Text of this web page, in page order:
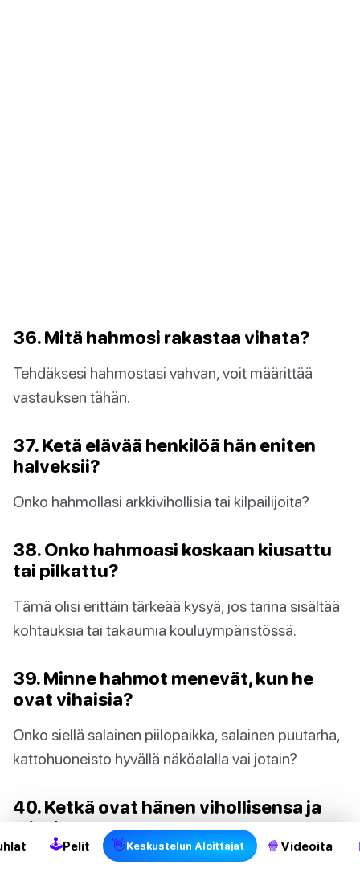
36. Mitä hahmosi rakastaa vihata?
Tehdäksesi hahmostasi vahvan, voit määrittää
vastauksen tähän.
37. Ketä elävää henkilöä hän eniten
halveksii?
Onko hahmollasi arkkivihollisia tai kilpailijoita?
38. Onko hahmoasi koskaan kiusattu
tai pilkattu?
Tämä olisi erittäin tärkeää kysyä, jos tarina sisältää
kohtauksia tai takaumia kouluympäristössä.
39. Minne hahmot menevät, kun he
ovat vihaisia?
Onko siellä salainen piilopaikka, salainen puutarha,
kattohuoneisto hyvällä näköalalla vai jotain?
40. Ketkä ovat hänen vihollisensa ja
miksi?
Sinun on määritettävä syy hahmosi
🕹Pelit 👋Keskustelun Aloittajat 🍿 Videoita